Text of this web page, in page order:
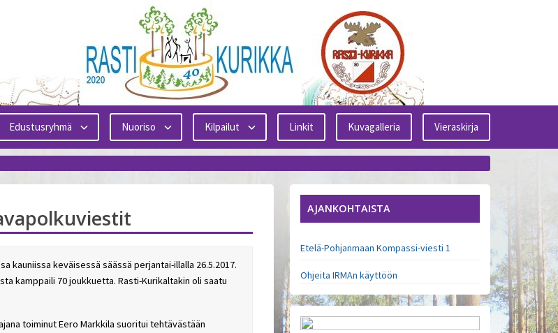
Edustusryhmä Nuoriso Kilpailut Linkit Kuvagalleria Vieraskirja
kauniissa keväisessä säässä perjantai-illalla 26.5.2017.
kamppaili 70 joukkuetta. Rasti-Kurikaltakin oli saatu
toiminut Eero Markkila suoritui tehtävästään
AJANKOHTAISTA
Etelä-Pohjanmaan Kompassi-viesti 1
Ohjeita IRMAn käyttöön